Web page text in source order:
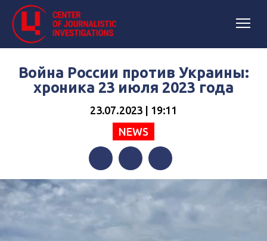
Война России против Украины:
хроника 23 июля 2023 года
23.07.2023 | 19:11
NEWS
FacebookTwitterTelegram